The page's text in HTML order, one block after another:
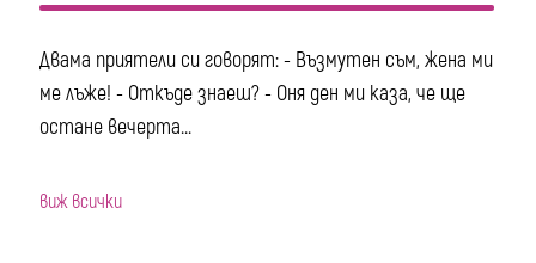
Двама приятели си говорят: - Възмутен съм, жена ми
ме лъже! - Откъде знаеш? - Оня ден ми каза, че ще
остане вечерта...
виж всички